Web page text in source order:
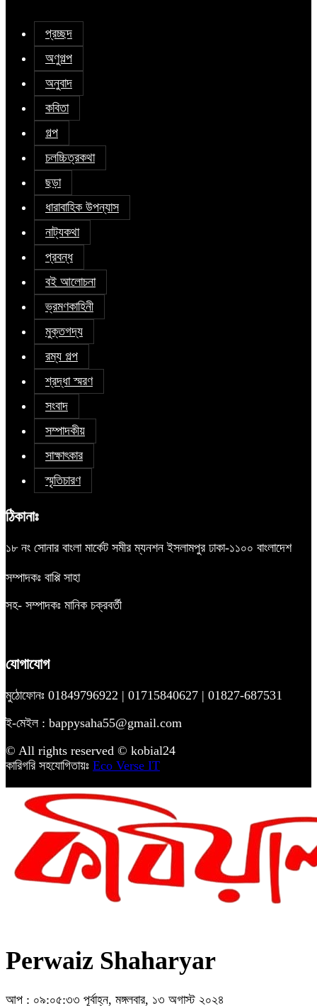
প্রচ্ছদ
অণুগল্প
অনুবাদ
কবিতা
গল্প
চলচ্চিত্রকথা
ছড়া
ধারাবাহিক উপন্যাস
নাট্যকথা
প্রবন্ধ
বই আলোচনা
ভ্রমণকাহিনী
মুক্তগদ্য
রম্য গল্প
শ্রদ্ধা স্মরণ
সংবাদ
সম্পাদকীয়
সাক্ষাৎকার
স্মৃতিচারণ
ঠিকানাঃ
১৮ নং সোনার বাংলা মার্কেট সমীর ম্যনশন ইসলামপুর ঢাকা-১১০০ বাংলাদেশ
সম্পাদকঃ বাপ্পি সাহা
সহ- সম্পাদকঃ মানিক চক্রবর্তী
যোগাযোগ
মুঠোফোনঃ 01849796922 | 01715840627 | 01827-687531
ই-মেইল : bappysaha55@gmail.com
© All rights reserved © kobial24
কারিগরি সহযোগিতায়ঃ Eco Verse IT
Perwaiz Shaharyar
আপ : ০৯:০৫:৩৩ পূর্বাহ্ন, মঙ্গলবার, ১৩ অগাস্ট ২০২৪